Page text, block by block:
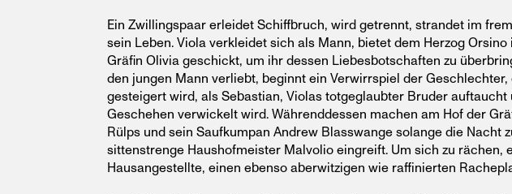
Ein Zwillingspaar erleidet Schiffbruch, wird getrennt, strandet im
sein Leben. Viola verkleidet sich als Mann, bietet dem Herzog
Gräfin Olivia geschickt, um ihr dessen Liebesbotschaften zu
den jungen Mann verliebt, beginnt ein Verwirrspiel der
gesteigert wird, als Sebastian, Violas totgeglaubter Bruder
Geschehen verwickelt wird. Währenddessen machen am Hof der
Rülps und sein Saufkumpan Andrew Blasswange solange die Nacht
sittenstrenge Haushofmeister Malvolio eingreift. Um sich zu rächen,
Hausangestellte, einen ebenso aberwitzigen wie raffinierten